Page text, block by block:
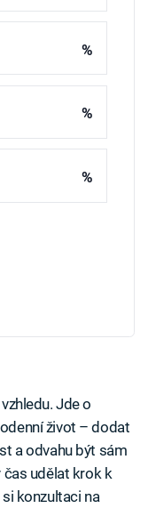
%
%
%
Jde o
život – dodat
a odvahu být sám
čas udělat krok k
konzultaci na